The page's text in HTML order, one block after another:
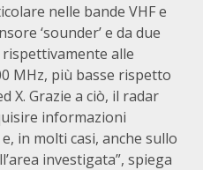
nelle bande VHF e
‘sounder’ e da due
rispettivamente alle
MHz, più basse rispetto
X. Grazie a ciò, il radar
informazioni
in molti casi, anche sullo
investigata”, spiega